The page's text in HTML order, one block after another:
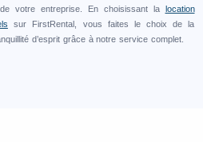
votre entreprise. En choisissant la location
sur FirstRental, vous faites le choix de la
d’esprit grâce à notre service complet.